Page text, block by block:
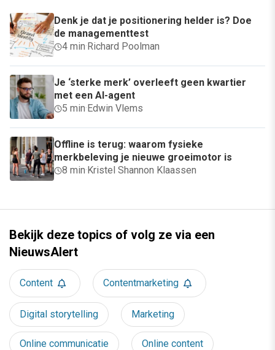
Denk je dat je positionering helder is? Doe
de managementtest
4 min·Richard Poolman
Je ‘sterke merk’ overleeft geen kwartier
met een AI-agent
5 min·Edwin Vlems
Offline is terug: waarom fysieke
merkbeleving je nieuwe groeimotor is
8 min·Kristel Shannon Klaassen
Bekijk deze topics of volg ze via een
NieuwsAlert
Content Contentmarketing
Digital storytelling Marketing
Online communicatie Online content